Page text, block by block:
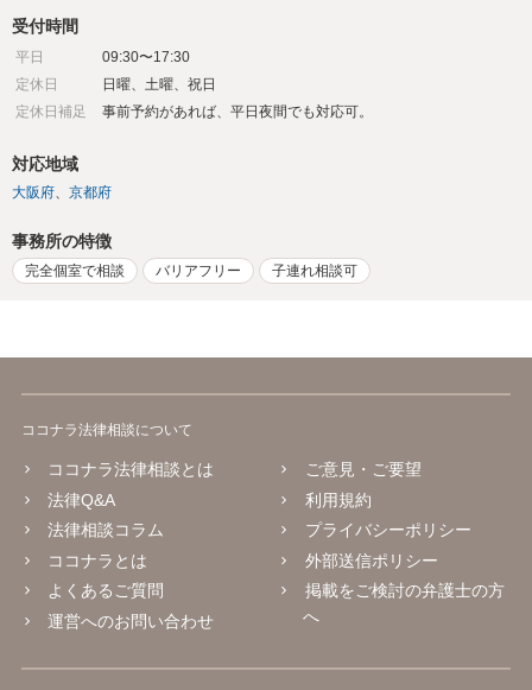
受付時間
平日
09:30〜17:30
定休日
日曜、土曜、祝日
定休日補足
事前予約があれば、平日夜間でも対応可。
対応地域
大阪府 京都府
事務所の特徴
完全個室で相談 バリアフリー 子連れ相談可
ココナラ法律相談について
ココナラ法律相談とは
法律Q&A
法律相談コラム
ココナラとは
よくあるご質問
運営へのお問い合わせ
ご意見・ご要望
利用規約
プライバシーポリシー
外部送信ポリシー
掲載をご検討の弁護士の方
へ